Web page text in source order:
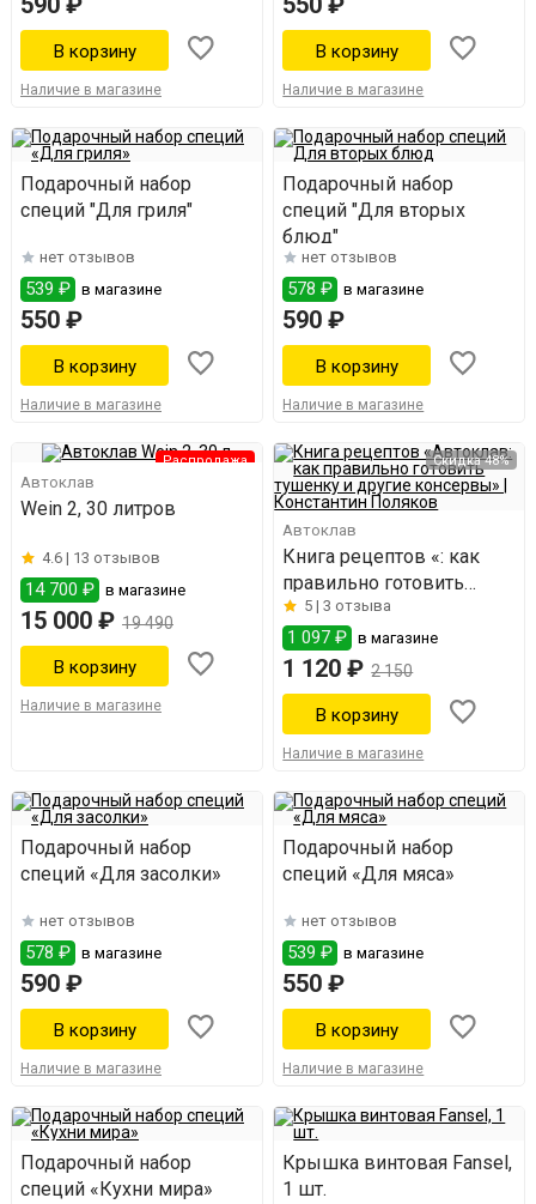
Наличие в магазине Наличие в магазине
Подарочный набор
специй "Для гриля"
нет отзывов
539 ₽ в магазине
550 ₽
Наличие в магазине
Подарочный набор
специй "Для вторых
блюд"
нет отзывов
578 ₽ в магазине
590 ₽
Наличие в магазине
Распродажа
Автоклав
Wein 2, 30 литров
4.6 | 13 отзывов
14 700 ₽ в магазине
15 000 ₽ 19 490
Наличие в магазине
Скидка 48%
Автоклав
Книга рецептов «: как
правильно готовить
тушенку и другие
консервы»
5 |3 отзыва
1 097 ₽ в магазине
1 120 ₽ 2 150
Наличие в магазине
Подарочный набор
специй «Для засолки»
нет отзывов
578 ₽ в магазине
590 ₽
Наличие в магазине
Подарочный набор
специй «Для мяса»
нет отзывов
539 ₽ в магазине
550 ₽
Наличие в магазине
Подарочный набор
специй «Кухни мира»
Крышка винтовая Fansel,
1 шт.